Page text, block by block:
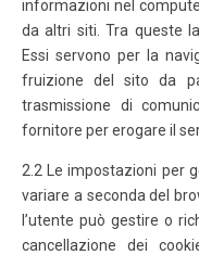
informazioni nel
da altri siti. Tra queste
Essi servono per la
fruizione del sito da
trasmissione di
fornitore per erogare il
2.2 Le impostazioni per
variare a seconda del
l’utente può gestire o
cancellazione dei